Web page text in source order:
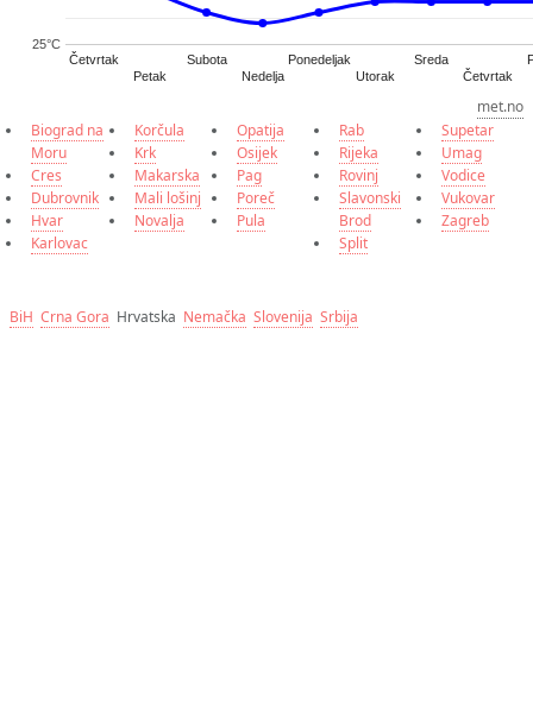
Četvrtak
Petak
Subota
Nedelja
Ponedeljak
Utorak
Sreda
Četvrtak
25°C
met.no
Biograd na
Moru
Cres
Dubrovnik
Hvar
Karlovac
Korčula
Krk
Makarska
Mali lošinj
Novalja
Opatija
Osijek
Pag
Poreč
Pula
Rab
Rijeka
Rovinj
Slavonski
Brod
Split
Supetar
Umag
Vodice
Vukovar
Zagreb
BiH Crna Gora Hrvatska Nemačka Slovenija Srbija